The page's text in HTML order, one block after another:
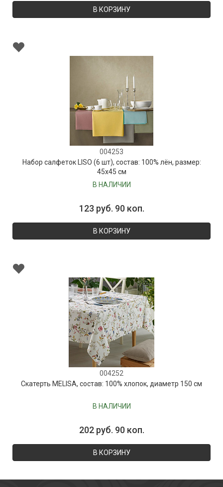
В КОРЗИНУ
004253
Набор салфеток LISO (6 шт), состав: 100% лён, размер:
45х45 см
В НАЛИЧИИ
123 руб. 90 коп.
В КОРЗИНУ
004252
Скатерть MELISA, состав: 100% хлопок, диаметр 150 см
В НАЛИЧИИ
202 руб. 90 коп.
В КОРЗИНУ